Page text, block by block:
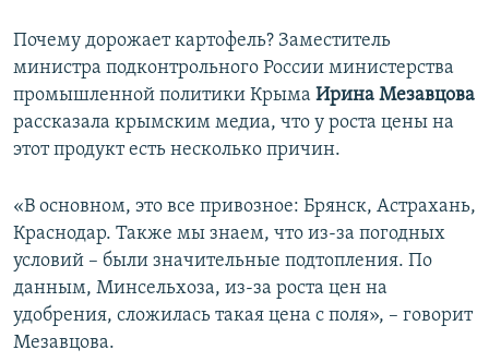
Почему дорожает картофель? Заместитель
министра подконтрольного России министерства
промышленной политики Крыма Ирина Мезавцова
рассказала крымским медиа, что у роста цены на
этот продукт есть несколько причин.
«В основном, это все привозное: Брянск, Астрахань,
Краснодар. Также мы знаем, что из-за погодных
условий – были значительные подтопления. По
данным, Минсельхоза, из-за роста цен на
удобрения, сложилась такая цена с поля», – говорит
Мезавцова.